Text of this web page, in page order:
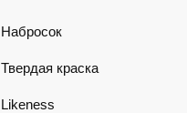
Набросок
Твердая краска
Likeness